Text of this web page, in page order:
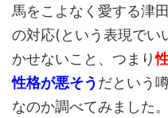
馬をこよなく愛する津
の対応(という表現でい
かせないこと、つまり
性格が悪そう だという
なのか調べてみました。